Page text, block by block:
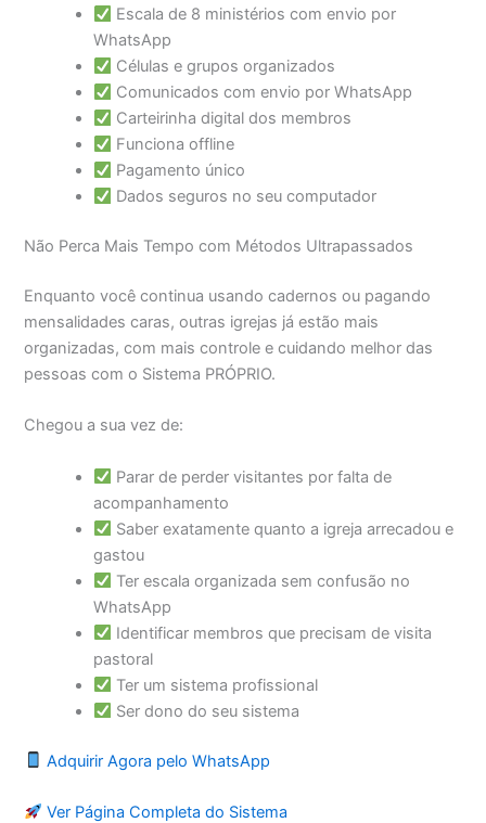
Escala de 8 ministérios com envio por
WhatsApp
Células e grupos organizados
Comunicados com envio por WhatsApp
Carteirinha digital dos membros
Funciona offline
Pagamento único
Dados seguros no seu computador
Não Perca Mais Tempo com Métodos Ultrapassados
Enquanto você continua usando cadernos ou pagando
mensalidades caras, outras igrejas já estão mais
organizadas, com mais controle e cuidando melhor das
pessoas com o Sistema PRÓPRIO.
Chegou a sua vez de:
Parar de perder visitantes por falta de
acompanhamento
Saber exatamente quanto a igreja arrecadou e
gastou
Ter escala organizada sem confusão no
WhatsApp
Identificar membros que precisam de visita
pastoral
Ter um sistema profissional
Ser dono do seu sistema
Adquirir Agora pelo WhatsApp
Ver Página Completa do Sistema